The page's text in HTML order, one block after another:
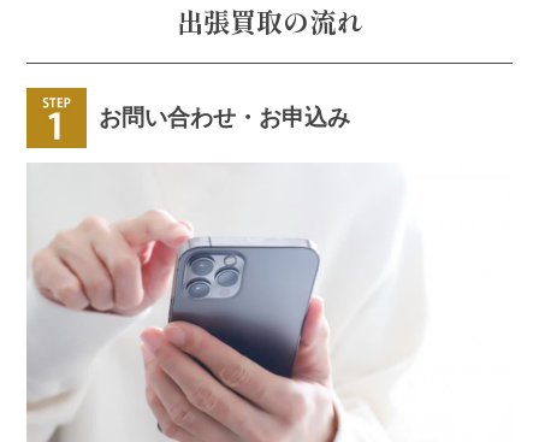
出張買取の流れ
お問い合わせ・お申込み